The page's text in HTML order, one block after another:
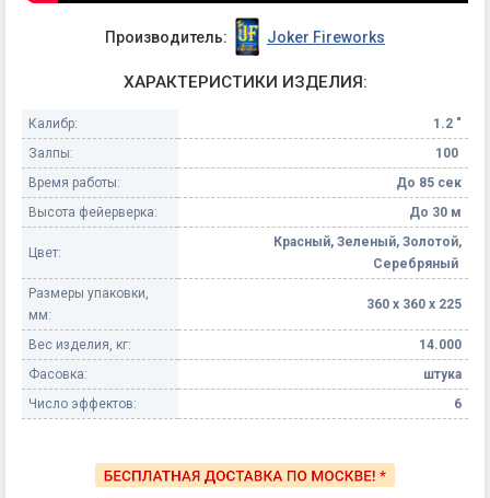
Производитель: Joker Fireworks
ХАРАКТЕРИСТИКИ ИЗДЕЛИЯ:
Калибр:
1.2 "
Залпы:
100
Время работы:
До 85 сек
Высота фейерверка:
До 30 м
Цвет:
Красный, Зеленый, Золотой,
Серебряный
Размеры упаковки,
мм:
360 х 360 х 225
Вес изделия, кг:
14.000
Фасовка:
штука
Число эффектов:
6